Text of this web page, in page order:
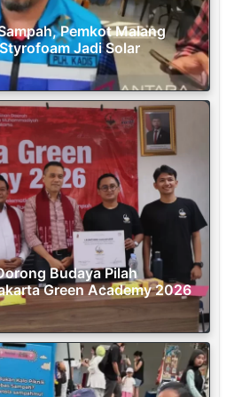
Pemkot Malang
Jadi Solar
Budaya Pilah
Green Academy 2026